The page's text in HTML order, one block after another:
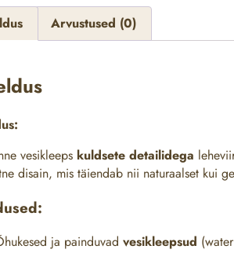
Arvustused (0)
vesikleeps kuldsete detailidega
disain, mis täiendab nii naturaalset kui
ja painduvad vesikleepsud